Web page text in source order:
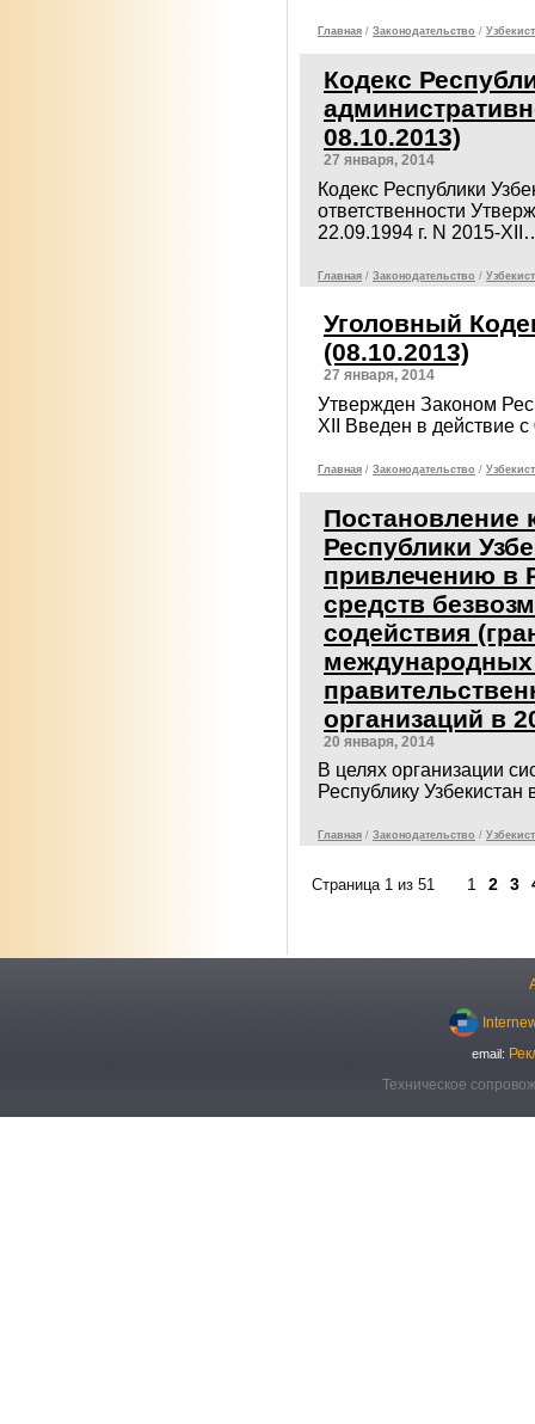
Главная / Законодательcтво /
Кодекс
08.10.2013)
27 января, 2014
Кодекс Республики
ответственности
22.09.1994 г. N 2015-
Главная / Законодательcтво /
Уголовный
(08.10.2013)
27 января, 2014
Утвержден Законом
XII Введен в действие
Главная / Законодательcтво /
Постановление
Республики
привлечению в
средств
содействия
организаций в
20 января, 2014
В целях организации
Республику
Главная / Законодательcтво /
Страница 1 из 51 1 2 3
email:
Техническое